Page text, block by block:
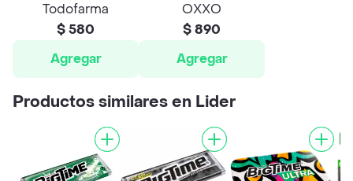
Todofarma
$ 580
Agregar
OXXO
$ 890
Agregar
Productos similares en Lider